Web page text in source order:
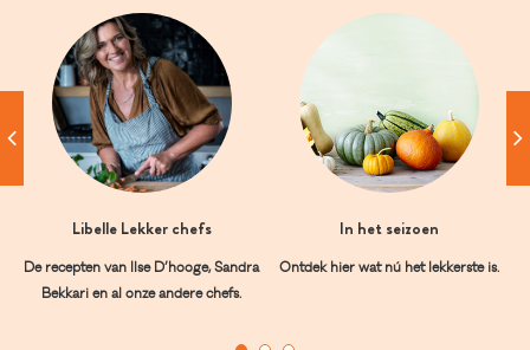
Libelle Lekker chefs
De recepten van Ilse D’hooge, Sandra
Bekkari en al onze andere chefs.
In het seizoen
Ontdek hier wat nú het lekkerste is.